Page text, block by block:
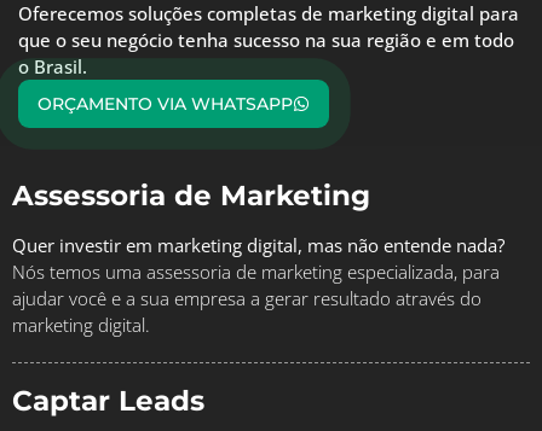
Oferecemos soluções completas de marketing digital para
que o seu negócio tenha sucesso na sua região e em todo
o Brasil.
ORÇAMENTO VIA WHATSAPP
Assessoria de Marketing
Quer investir em marketing digital, mas não entende nada?
Nós temos uma assessoria de marketing especializada, para
ajudar você e a sua empresa a gerar resultado através do
marketing digital.
Captar Leads